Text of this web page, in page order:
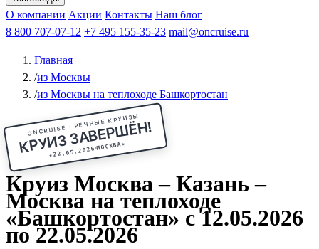
Чебоксарыиз Волгоградаиз Саратова Все города
КазаньВ Нижний НовгородВ ПермьВ Ростов-на-Дону
РыбинскНа СоловкиНа ВалаамПо ОкеПо Енисею
Афанасий Никитин Октябрьская революция
ФединАлександр СвешниковИван
МироновА.С.Попов
О компании Акции Контакты Наш блог
8 800 707-07-12 +7 495 155-35-23 mail@oncruise.ru
Главная
/из Москвы
/из Москвы на теплоходе Башкортостан
ONCRUISE · РЕЧНЫЕ КРУИЗЫ
КРУИЗ ЗАВЕРШЁН!
★22.05.2026МОСКВА★
Круиз Москва – Казань –
Москва на теплоходе
«Башкортостан» с 12.05.2026
по 22.05.2026